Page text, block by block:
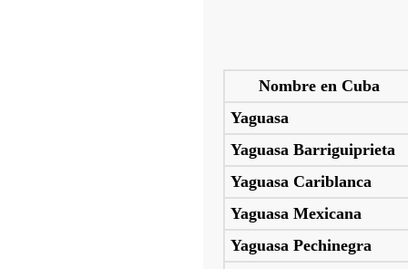
Nombre en Cuba
Yaguasa
Yaguasa Barriguiprieta
Yaguasa Cariblanca
Yaguasa Mexicana
Yaguasa Pechinegra